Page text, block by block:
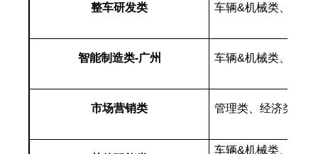
整车研发类 车辆&机械类、自动
智能制造类-广州 车辆&机械类、自动
市场营销类 管理类、经济类、
车辆&机械类、电子